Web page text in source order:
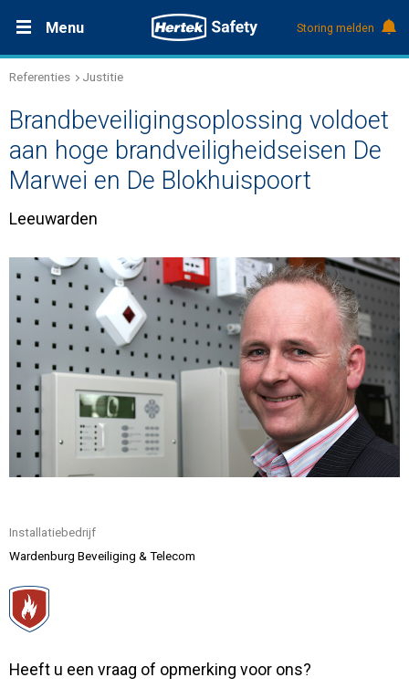
Menu
Oplossingen
Producten
Kennis
Over Hertek
Werken bij Hertek
Contact
Storing melden
Referenties Justitie
Brandbeveiligingsoplossing voldoet
aan hoge brandveiligheidseisen De
Marwei en De Blokhuispoort
Leeuwarden
Installatiebedrijf
Wardenburg Beveiliging & Telecom
Heeft u een vraag of opmerking voor ons?